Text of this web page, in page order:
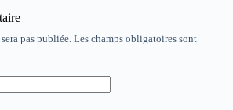
pas publiée. Les champs obligatoires sont